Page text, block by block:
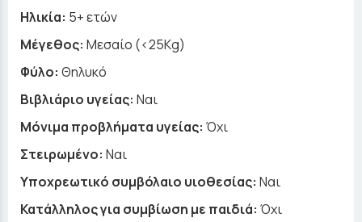
Ηλικία: 5+ ετών
Μέγεθος: Μεσαίο (<25Kg)
Φύλο: Θηλυκό
Βιβλιάριο υγείας: Ναι
Μόνιμα προβλήματα υγείας: Όχι
Στειρωμένο: Ναι
Υποχρεωτικό συμβόλαιο υιοθεσίας: Ναι
Κατάλληλος για συμβίωση με παιδιά: Όχι